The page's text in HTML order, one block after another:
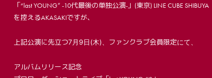
「“last YOUNG” -10代最後の単独公演-」(東京) LINE CUBE SHIBUYA
を控えるAKASAKIですが、
上記公演に先立つ7月9日(木)、 ファンクラブ会員限定にて、
アルバムリリース記念